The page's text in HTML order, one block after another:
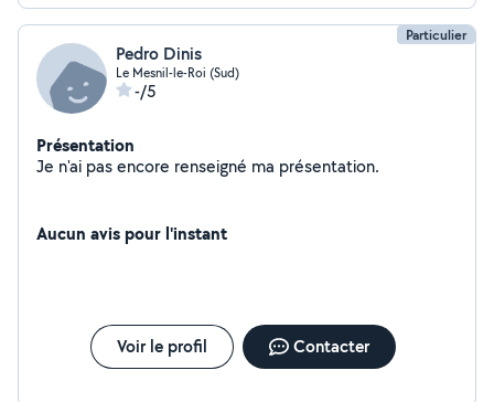
Particulier
Pedro Dinis
Le Mesnil-le-Roi (Sud)
-/5
Présentation
Je n'ai pas encore renseigné ma présentation.
Aucun avis pour l'instant
Voir le profil Contacter